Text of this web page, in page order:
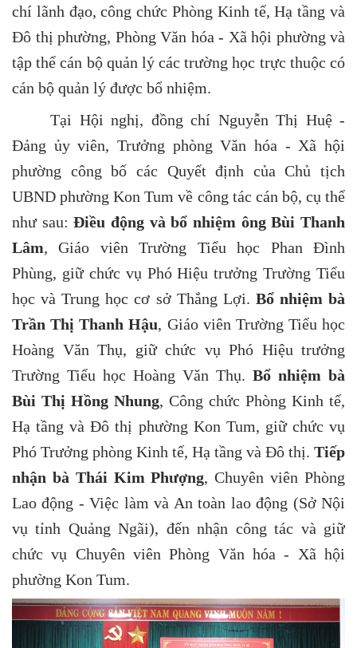
chí lãnh đạo, công chức Phòng Kinh tế, Hạ tầng và
Đô thị phường, Phòng Văn hóa - Xã hội phường và
tập thể cán bộ quản lý các trường học trực thuộc có
cán bộ quản lý được bổ nhiệm.
Tại Hội nghị, đồng chí Nguyễn Thị Huệ -
Đảng ủy viên, Trưởng phòng Văn hóa - Xã hội
phường công bố các Quyết định của Chủ tịch
UBND phường Kon Tum về công tác cán bộ, cụ thể
như sau:Điều động và bổ nhiệm ông Bùi Thanh
Lâm, Giáo viên Trường Tiểu học Phan Đình
Phùng, giữ chức vụ Phó Hiệu trưởng Trường Tiểu
học và Trung học cơ sở Thắng Lợi. Bổ nhiệm bà
Trần Thị Thanh Hậu, Giáo viên Trường Tiểu học
Hoàng Văn Thụ, giữ chức vụ Phó Hiệu trưởng
Trường Tiểu học Hoàng Văn Thụ. Bổ nhiệm bà
Bùi Thị Hồng Nhung, Công chức Phòng Kinh tế,
Hạ tầng và Đô thị phường Kon Tum, giữ chức vụ
Phó Trưởng phòng Kinh tế, Hạ tầng và Đô thị. Tiếp
nhận bà Thái Kim Phượng, Chuyên viên Phòng
Lao động - Việc làm và An toàn lao động (Sở Nội
vụ tỉnh Quảng Ngãi), đến nhận công tác và giữ
chức vụ Chuyên viên Phòng Văn hóa - Xã hội
phường Kon Tum.